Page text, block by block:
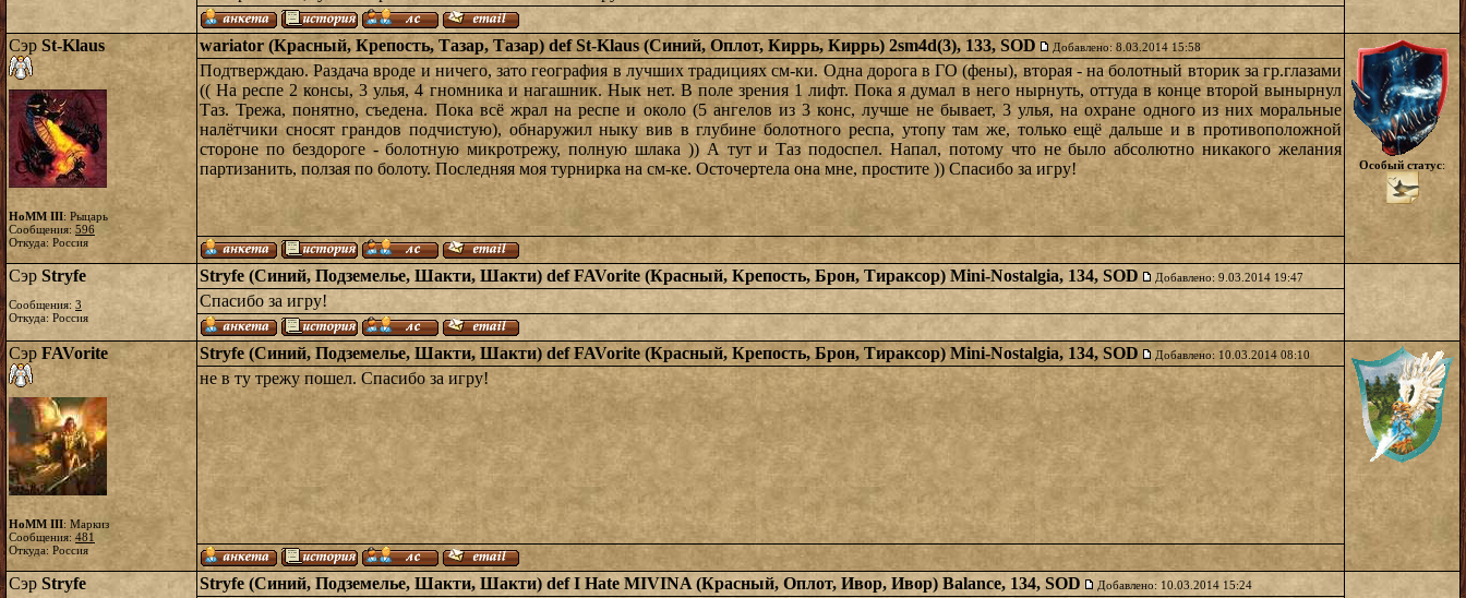
Сэр St-Klaus
HoMM III: Рыцарь
Сообщения: 596
Откуда: Россия
wariator (Красный, Крепость, Тазар, Тазар) def St-Klaus (Синий, Оплот, Киррь, Киррь) 2sm4d(3), 133, SOD Добавлено: 8.03.2014 15:58
Подтверждаю. Раздача вроде и ничего, зато география в лучших традициях см-ки. Одна дорога в ГО (фены), вторая - на болотный вторик за гр.глазами
(( На респе 2 консы, 3 улья, 4 гномника и нагашник. Нык нет. В поле зрения 1 лифт. Пока я думал в него нырнуть, оттуда в конце второй вынырнул
Таз. Трежа, понятно, съедена. Пока всё жрал на респе и около (5 ангелов из 3 конс, лучше не бывает, 3 улья, на охране одного из них моральные
налётчики сносят грандов подчистую), обнаружил ныку вив в глубине болотного респа, утопу там же, только ещё дальше и в противоположной
стороне по бездороге - болотную микротрежу, полную шлака )) А тут и Таз подоспел. Напал, потому что не было абсолютно никакого желания
партизанить, ползая по болоту. Последняя моя турнирка на см-ке. Осточертела она мне, простите )) Спасибо за игру!
Особый статус:
Сэр Stryfe
Сообщения: 3
Откуда: Россия
Stryfe (Синий, Подземелье, Шакти, Шакти) def FAVorite (Красный, Крепость, Брон, Тираксор) Mini-Nostalgia, 134, SOD Добавлено: 9.03.2014 19:47
Спасибо за игру!
Сэр FAVorite
HoMM III: Маркиз
Сообщения: 481
Откуда: Россия
Stryfe (Синий, Подземелье, Шакти, Шакти) def FAVorite (Красный, Крепость, Брон, Тираксор) Mini-Nostalgia, 134, SOD Добавлено: 10.03.2014 08:10
не в ту трежу пошел. Спасибо за игру!
Сэр Stryfe Stryfe (Синий, Подземелье, Шакти, Шакти) def I Hate MIVINA (Красный, Оплот, Ивор, Ивор) Balance, 134, SOD Добавлено: 10.03.2014 15:24